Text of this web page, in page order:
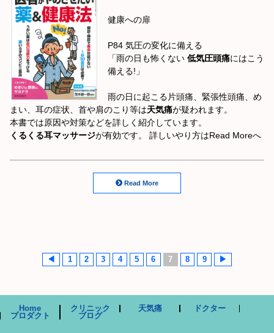
健康への扉
P84 気圧の変化に備える
「雨の日も怖くない低気圧頭痛にはこう
備える!」
雨の日に起こる片頭痛、緊張性頭痛、め
まい、耳の症状、首や肩のこり等は天気痛が疑われます。
本書では原因や対策などを詳しく紹介しています。
くるくる耳マッサージが有効です。 詳しいやり方はRead Moreへ
Read More
◀ 1 2 3 4 5 6 7 8 9 ▶
Home クリニック 天気痛
ドクター
プロダクト
ブログ